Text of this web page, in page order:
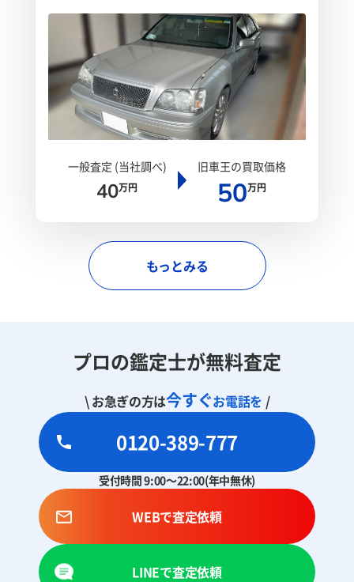
一般査定 (当社調べ)
40万円
旧車王の買取価格
50万円
もっとみる
プロの鑑定士が無料査定
\ お急ぎの方は今すぐお電話を /
0120-389-777
受付時間 9:00～22:00(年中無休)
WEBで査定依頼
LINEで査定依頼